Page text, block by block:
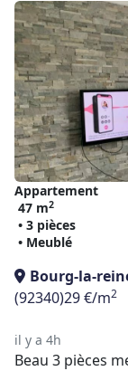
Appartement
47 m2
• 3 pièces
• Meublé
Bourg-la-
(92340)29 €/m2
il y a 4h
Beau 3 pièces